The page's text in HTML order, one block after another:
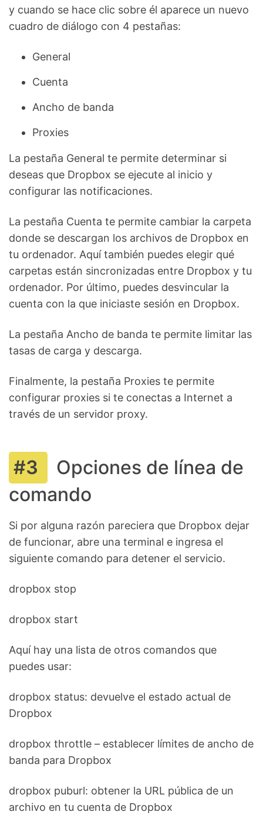
y cuando se hace clic sobre él aparece un nuevo
cuadro de diálogo con 4 pestañas:
General
Cuenta
Ancho de banda
Proxies
La pestaña General te permite determinar si
deseas que Dropbox se ejecute al inicio y
configurar las notificaciones.
La pestaña Cuenta te permite cambiar la carpeta
donde se descargan los archivos de Dropbox en
tu ordenador. Aquí también puedes elegir qué
carpetas están sincronizadas entre Dropbox y tu
ordenador. Por último, puedes desvincular la
cuenta con la que iniciaste sesión en Dropbox.
La pestaña Ancho de banda te permite limitar las
tasas de carga y descarga.
Finalmente, la pestaña Proxies te permite
configurar proxies si te conectas a Internet a
través de un servidor proxy.
Opciones de línea de
comando
Si por alguna razón pareciera que Dropbox dejar
de funcionar, abre una terminal e ingresa el
siguiente comando para detener el servicio.
dropbox stop
dropbox start
Aquí hay una lista de otros comandos que
puedes usar:
dropbox status: devuelve el estado actual de
Dropbox
dropbox throttle – establecer límites de ancho de
banda para Dropbox
dropbox puburl: obtener la URL pública de un
archivo en tu cuenta de Dropbox